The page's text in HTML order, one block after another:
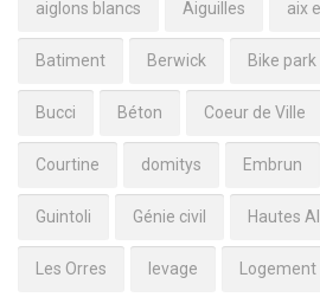
aiglons blancs Aiguilles aix
Batiment Berwick Bike park
Bucci Béton Coeur de Ville
Courtine domitys Embrun
Guintoli Génie civil Hautes
Les Orres levage Logement